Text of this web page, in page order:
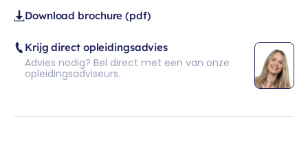
Download brochure (pdf)
Krijg direct opleidingsadvies
Advies nodig? Bel direct met een van onze
opleidingsadviseurs.